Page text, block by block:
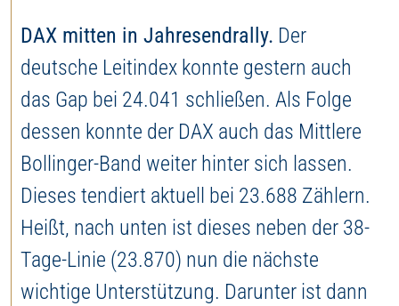
DAX mitten in Jahresendrally. Der
deutsche Leitindex konnte gestern auch
das Gap bei 24.041 schließen. Als Folge
dessen konnte der DAX auch das Mittlere
Bollinger-Band weiter hinter sich lassen.
Dieses tendiert aktuell bei 23.688 Zählern.
Heißt, nach unten ist dieses neben der 38-
Tage-Linie (23.870) nun die nächste
wichtige Unterstützung. Darunter ist dann